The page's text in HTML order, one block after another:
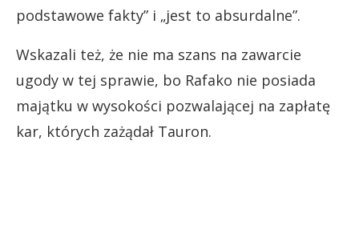
podstawowe fakty” i „jest to absurdalne”.
Wskazali też, że nie ma szans na zawarcie
ugody w tej sprawie, bo Rafako nie posiada
majątku w wysokości pozwalającej na zapłatę
kar, których zażądał Tauron.